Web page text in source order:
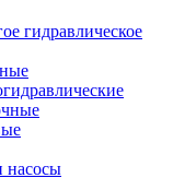
гидравлическое
насосы